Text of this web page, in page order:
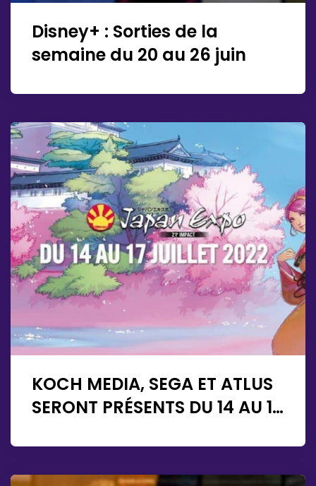
Disney+ : Sorties de la
semaine du 20 au 26 juin
KOCH MEDIA, SEGA ET ATLUS
SERONT PRÉSENTS DU 14 AU 17